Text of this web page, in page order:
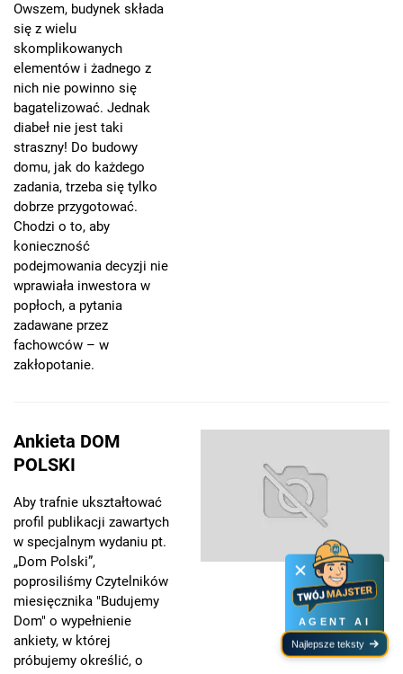
Owszem, budynek składa
się z wielu
skomplikowanych
elementów i żadnego z
nich nie powinno się
bagatelizować. Jednak
diabeł nie jest taki
straszny! Do budowy
domu, jak do każdego
zadania, trzeba się tylko
dobrze przygotować.
Chodzi o to, aby
konieczność
podejmowania decyzji nie
wprawiała inwestora w
popłoch, a pytania
zadawane przez
fachowców – w
zakłopotanie.
Ankieta DOM
POLSKI
Aby trafnie ukształtować
profil publikacji zawartych
w specjalnym wydaniu pt.
„Dom Polski”,
poprosiliśmy Czytelników
miesięcznika "Budujemy
Dom" o wypełnienie
ankiety, w której
próbujemy określić, o
AGENT AI
Najlepsze teksty